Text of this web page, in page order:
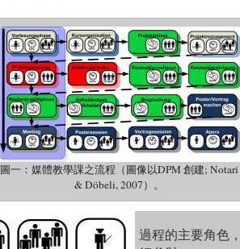
圖一：媒體教學課之流程（圖像以DPM 創建; Notari
& Döbeli, 2007）。
過程的主要角色